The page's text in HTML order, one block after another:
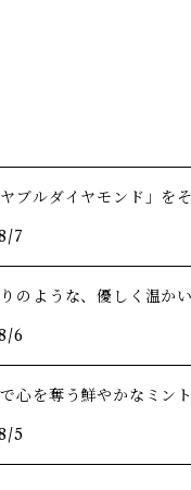
ヤブルダイヤモンド」
7
のような、優しく温か
6
心を奪う鮮やかなミン
5